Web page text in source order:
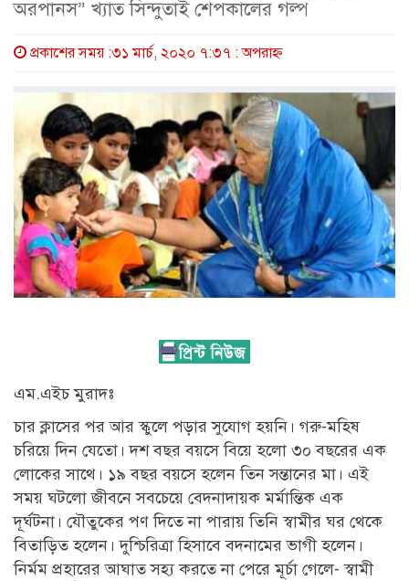
অরপানস” খ্যাত সিন্দুতাই শেপকালের গল্প
প্রকাশের সময় :৩১ মার্চ, ২০২০ ৭:৩৭ : অপরাহ্ণ
এম.এইচ মুরাদঃ
চার ক্লাসের পর আর স্কুলে পড়ার সুযোগ হয়নি। গরু-মহিষ
চরিয়ে দিন যেতো। দশ বছর বয়সে বিয়ে হলো ৩০ বছরের এক
লোকের সাথে। ১৯ বছর বয়সে হলেন তিন সন্তানের মা। এই
সময় ঘটলো জীবনে সবচেয়ে বেদনাদায়ক মর্মান্তিক এক
দূর্ঘটনা। যৌতুকের পণ দিতে না পারায় তিনি স্বামীর ঘর থেকে
বিতাড়িত হলেন। দুশ্চিরিত্রা হিসাবে বদনামের ভাগী হলেন।
নির্মম প্রহারের আঘাত সহ্য করতে না পেরে মূর্চা গেলে- স্বামী